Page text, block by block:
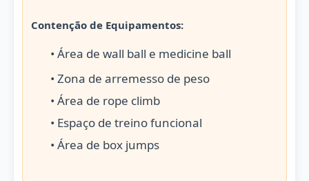
Contenção de Equipamentos:
• Área de wall ball e medicine ball
• Zona de arremesso de peso
• Área de rope climb
• Espaço de treino funcional
• Área de box jumps